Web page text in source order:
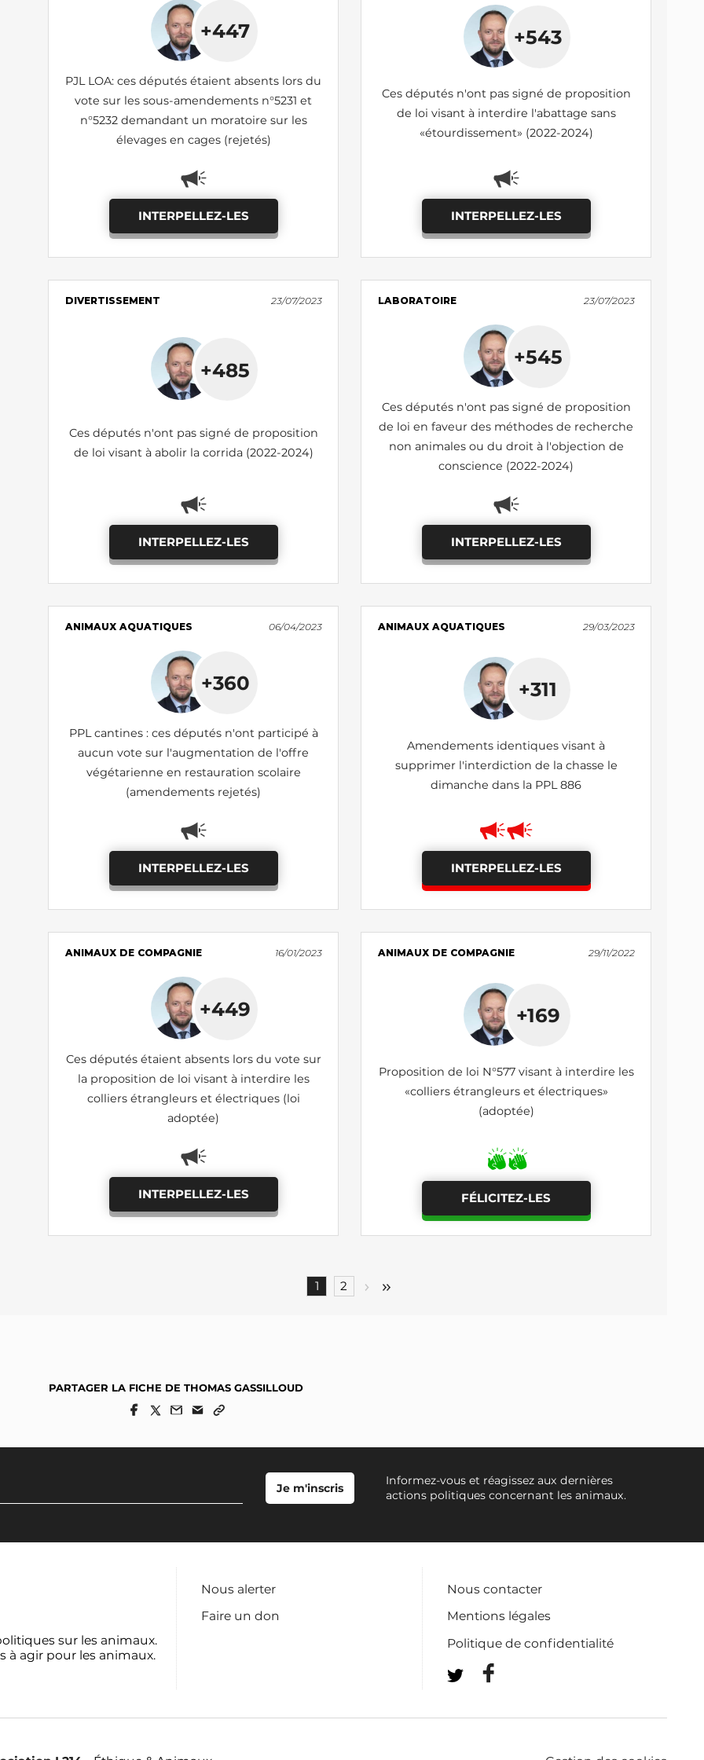
+447
PJL LOA: ces députés étaient absents lors du
vote sur les sous-amendements n°5231 et
n°5232 demandant un moratoire sur les
élevages en cages (rejetés)
INTERPELLEZ-LES
+543
Ces députés n'ont pas signé de proposition
de loi visant à interdire l'abattage sans
«étourdissement» (2022-2024)
INTERPELLEZ-LES
DIVERTISSEMENT 23/07/2023
+485
Ces députés n'ont pas signé de proposition
de loi visant à abolir la corrida (2022-2024)
INTERPELLEZ-LES
LABORATOIRE 23/07/2023
+545
Ces députés n'ont pas signé de proposition
de loi en faveur des méthodes de recherche
non animales ou du droit à l'objection de
conscience (2022-2024)
INTERPELLEZ-LES
ANIMAUX AQUATIQUES 06/04/2023
+360
PPL cantines : ces députés n'ont participé à
aucun vote sur l'augmentation de l'offre
végétarienne en restauration scolaire
(amendements rejetés)
INTERPELLEZ-LES
ANIMAUX AQUATIQUES 29/03/2023
+311
Amendements identiques visant à
supprimer l'interdiction de la chasse le
dimanche dans la PPL 886
INTERPELLEZ-LES
ANIMAUX DE COMPAGNIE 16/01/2023
+449
Ces députés étaient absents lors du vote sur
la proposition de loi visant à interdire les
colliers étrangleurs et électriques (loi
adoptée)
INTERPELLEZ-LES
ANIMAUX DE COMPAGNIE 29/11/2022
+169
Proposition de loi N°577 visant à interdire les
«colliers étrangleurs et électriques»
(adoptée)
FÉLICITEZ-LES
1 2
PARTAGER LA FICHE DE THOMAS GASSILLOUD
Informez-vous et réagissez aux dernières
actions politiques concernant les animaux.
sur les animaux.
à agir pour les animaux.
Nous alerter
Faire un don
Nous contacter
Mentions légales
Politique de confidentialité